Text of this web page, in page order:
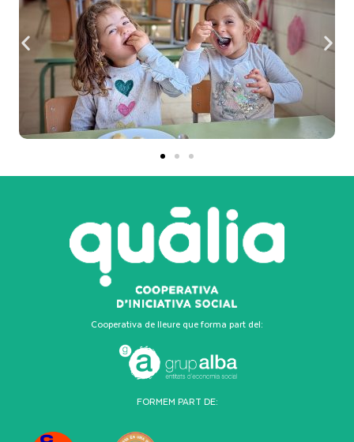
Cooperativa de lleure que forma part del:
FORMEM PART DE: